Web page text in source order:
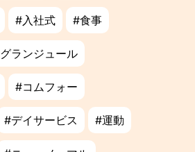
入社式 食事
グランジュール
コムフォー
デイサービス 運動